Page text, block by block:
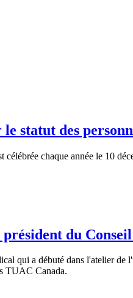
des
chaque année le 10
du
qui a débuté dans l'atelier
TUAC Canada.